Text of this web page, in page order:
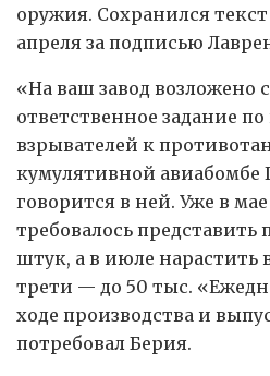
оружия. Сохранился
апреля за подписью
«На ваш завод возложено
ответственное задание
взрывателей к
кумулятивной авиабомбе
говорится в ней. Уже в
требовалось представить
штук, а в июле нарастить
трети — до 50 тыс.
ходе производства и
потребовал Берия.